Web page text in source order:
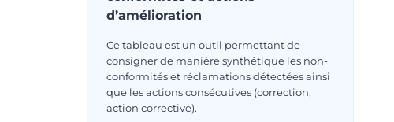
d’amélioration
Ce tableau est un outil permettant de
consigner de manière synthétique les non-
conformités et réclamations détectées ainsi
que les actions consécutives (correction,
action corrective).